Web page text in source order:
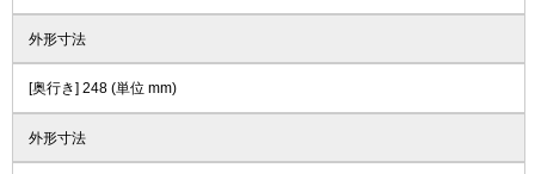
外形寸法
[奥行き] 248 (単位 mm)
外形寸法